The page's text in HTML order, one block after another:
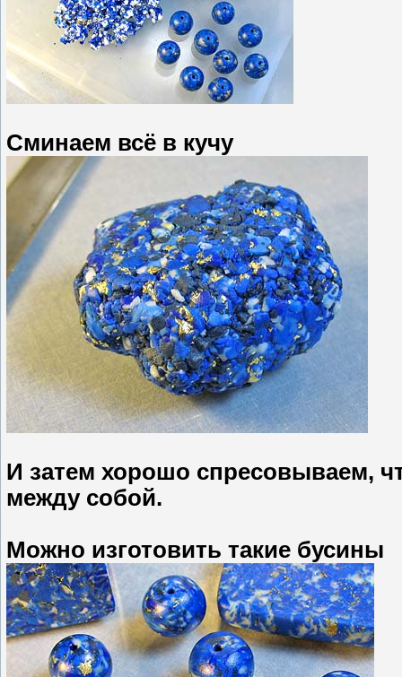
Сминаем всё в кучу
И затем хорошо спресовываем,
между собой.
Можно изготовить такие бусины